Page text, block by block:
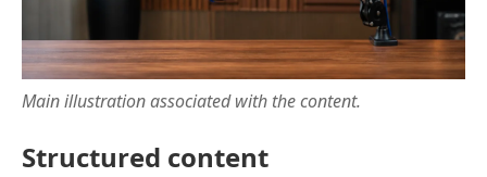
Main illustration associated with the content.
Structured content